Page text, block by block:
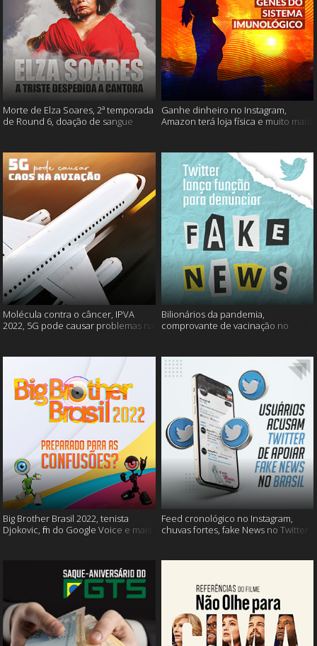
Morte de Elza Soares, 2ª temporada
de Round 6, doação de sangue
Ganhe dinheiro no Instagram,
Amazon terá loja física e muito mais!
Molécula contra o câncer, IPVA
2022, 5G pode causar problemas na
Bilionários da pandemia,
comprovante de vacinação no
Big Brother Brasil 2022, tenista
Djokovic, fim do Google Voice e mais
Feed cronológico no Instagram,
chuvas fortes, fake News no Twitter